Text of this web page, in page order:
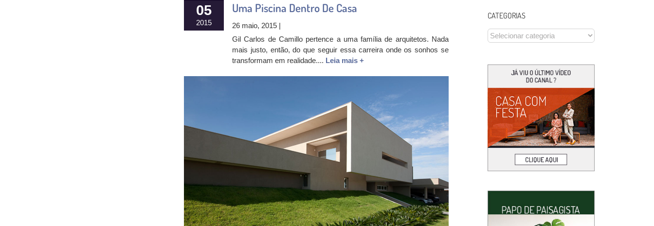
05
2015
Uma Piscina Dentro De Casa
26 maio, 2015 |
Gil Carlos de Camillo pertence a uma família de arquitetos. Nada
mais justo, então, do que seguir essa carreira onde os sonhos se
transformam em realidade.... Leia mais +
CATEGORIAS
CATEGORIAS